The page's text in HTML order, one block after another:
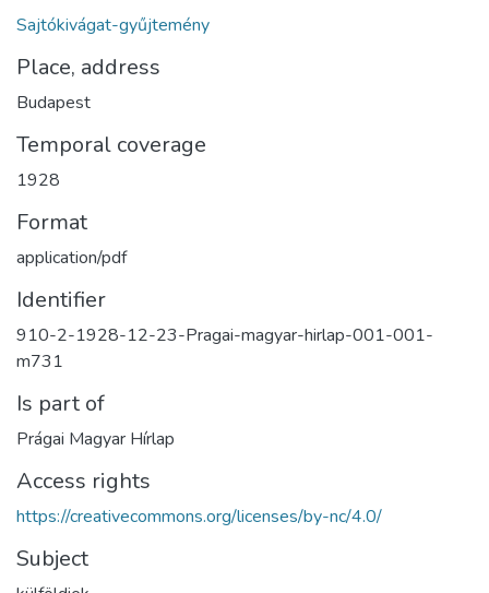
Sajtókivágat-gyűjtemény
Place, address
Budapest
Temporal coverage
1928
Format
application/pdf
Identifier
910-2-1928-12-23-Pragai-magyar-hirlap-001-001-
m731
Is part of
Prágai Magyar Hírlap
Access rights
https://creativecommons.org/licenses/by-nc/4.0/
Subject